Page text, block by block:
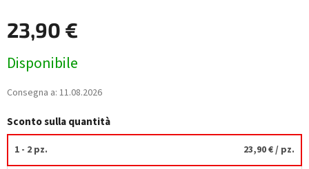
23,90 €
della
Disponibile
Consegna a: 11.08.2026
Sconto sulla quantità
1 - 2 pz. 23,90 €/ pz.